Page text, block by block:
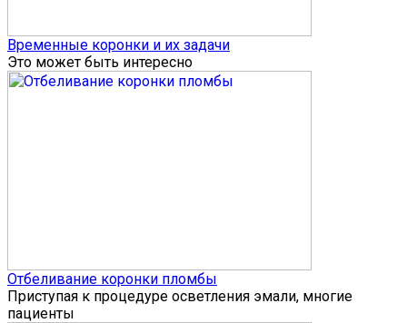
Временные коронки и их задачи
Это может быть интересно
Отбеливание коронки пломбы
Приступая к процедуре осветления эмали, многие
пациенты